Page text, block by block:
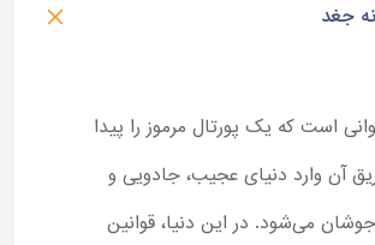
جغد
است که یک پورتال مرموز را پیدا
آن وارد دنیای عجیب، جادویی و
می‌شود. در این دنیا، قوانین